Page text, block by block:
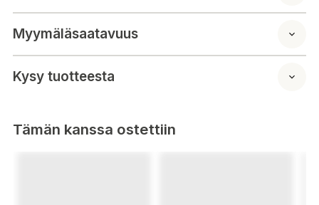
Myymäläsaatavuus
Kysy tuotteesta
Tämän kanssa ostettiin